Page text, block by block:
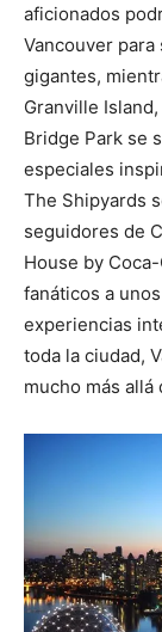
aficionados
Vancouver
gigantes,
Granville
Bridge Park se
especiales
The Shipyards
seguidores de
House by
fanáticos a
experiencias
toda la ciudad,
mucho más